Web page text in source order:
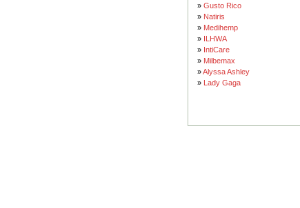
» Gusto Rico
» Natiris
» Medihemp
» ILHWA
» IntiCare
» Milbemax
»Alyssa Ashley
» Lady Gaga